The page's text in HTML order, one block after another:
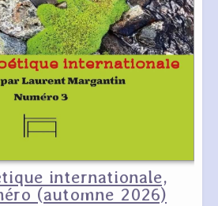
internationale,
(automne 2026)